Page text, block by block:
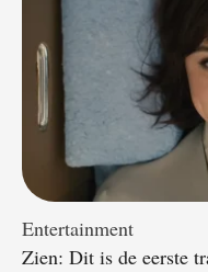
Entertainment
Zien: Dit is de eerste